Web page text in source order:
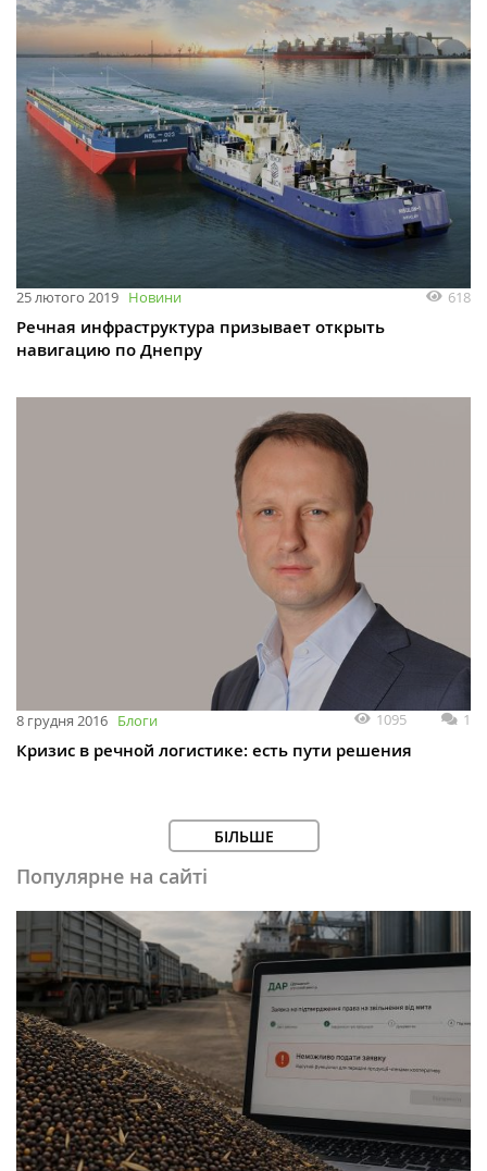
25 лютого 2019 Новини 618
Речная инфраструктура призывает открыть
навигацию по Днепру
8 грудня 2016 Блоги 1095 1
Кризис в речной логистике: есть пути решения
БІЛЬШЕ
Популярне на сайті